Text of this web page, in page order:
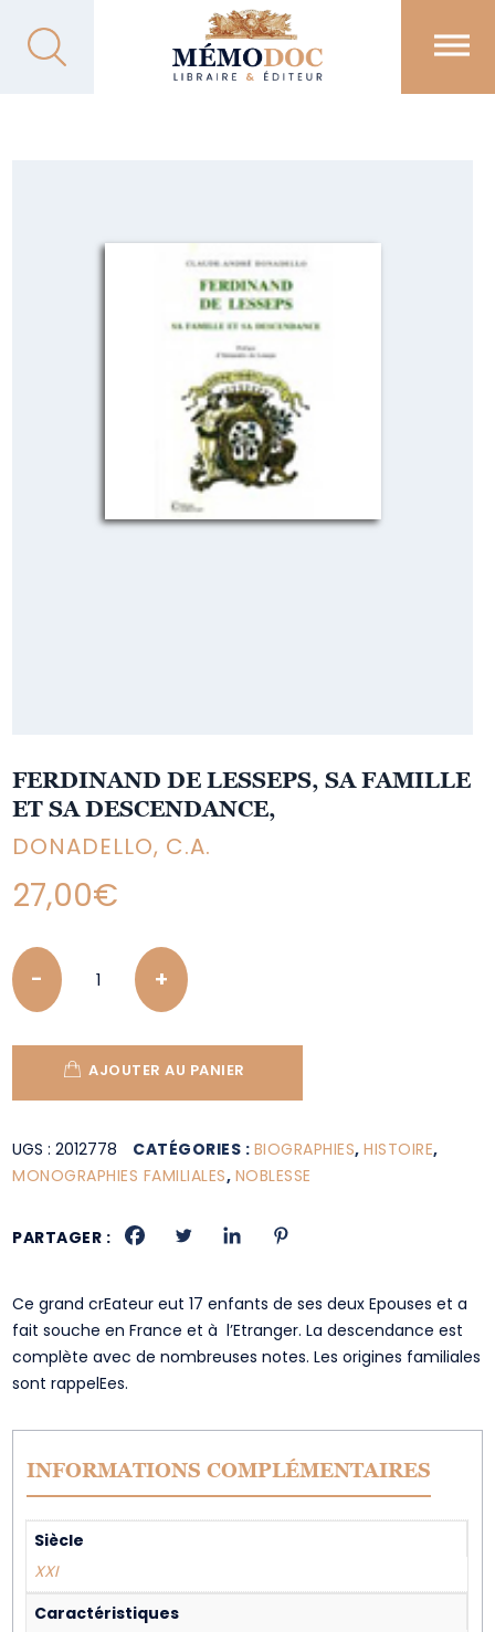
FERDINAND DE LESSEPS, SA FAMILLE
ET SA DESCENDANCE,
DONADELLO, C.A.
27,00€
Quantity
AJOUTER AU PANIER
UGS :2012778 CATÉGORIES : BIOGRAPHIES,HISTOIRE,
MONOGRAPHIES FAMILIALES, NOBLESSE
PARTAGER :
Ce grand crEateur eut 17 enfants de ses deux Epouses et a
fait souche en France et à l’Etranger. La descendance est
complète avec de nombreuses notes. Les origines familiales
sont rappelEes.
INFORMATIONS COMPLÉMENTAIRES
Siècle
XXI
Caractéristiques